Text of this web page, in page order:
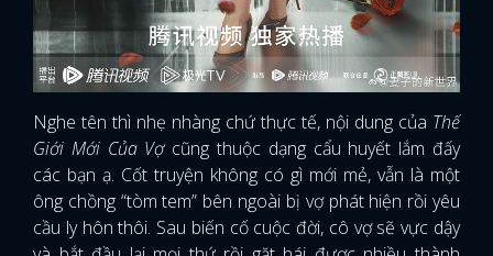
Nghe tên thì nhẹ nhàng chứ thực tế, nội dung của Thế
Giới Mới Của Vợcũng thuộc dạng cẩu huyết lắm đấy
các bạn ạ. Cốt truyện không có gì mới mẻ, vẫn là một
ông chồng “tòm tem” bên ngoài bị vợ phát hiện rồi yêu
cầu ly hôn thôi. Sau biến cố cuộc đời, cô vợ sẽ vực dậy